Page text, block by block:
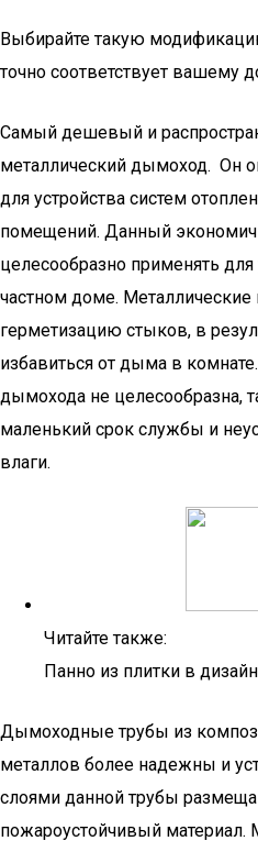
Выбирайте такую
точно соответствует вашему
Самый дешевый и
металлический дымоход. Он
для устройства систем
помещений. Данный
целесообразно применять
частном доме.
герметизацию стыков, в
избавиться от дыма в
дымохода не целесообразна,
маленький срок службы и
влаги.
Читайте также:
Панно из плитки в
Дымоходные трубы из
металлов более надежны и
слоями данной трубы
пожароустойчивый материал.